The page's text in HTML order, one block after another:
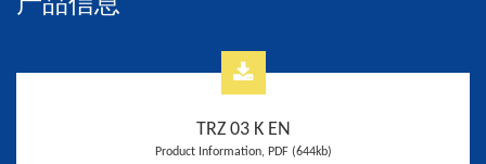
产品信息
TRZ 03 K EN
Product Information, PDF (644kb)